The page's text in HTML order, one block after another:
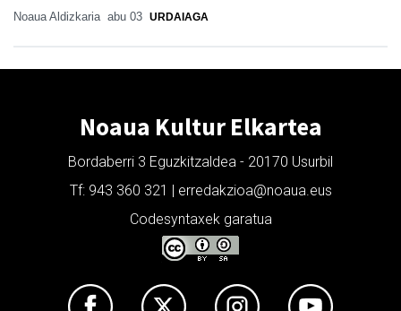
Noaua Aldizkaria abu 03 URDAIAGA
Noaua Kultur Elkartea
Bordaberri 3 Eguzkitzaldea - 20170 Usurbil
Tf: 943 360 321 | erredakzioa@noaua.eus
Codesyntaxek garatua